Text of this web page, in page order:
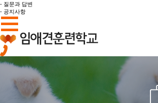
- 질문과 답변
- 공지사항